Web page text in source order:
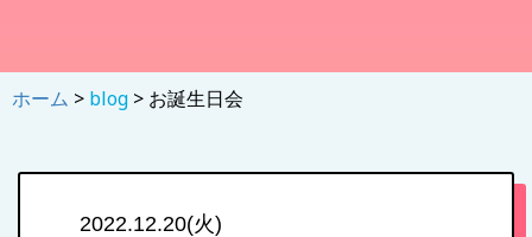
ホーム > blog > お誕生日会
2022.12.20(火)